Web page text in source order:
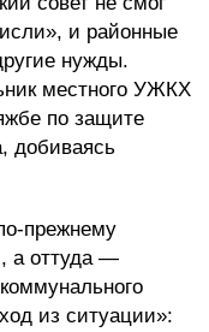
и районные
нужды.
местного УЖКХ
по защите
добиваясь
прежнему
а оттуда —
из ситуации»: